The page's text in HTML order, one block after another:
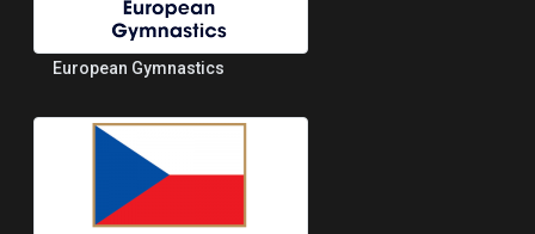
European Gymnastics